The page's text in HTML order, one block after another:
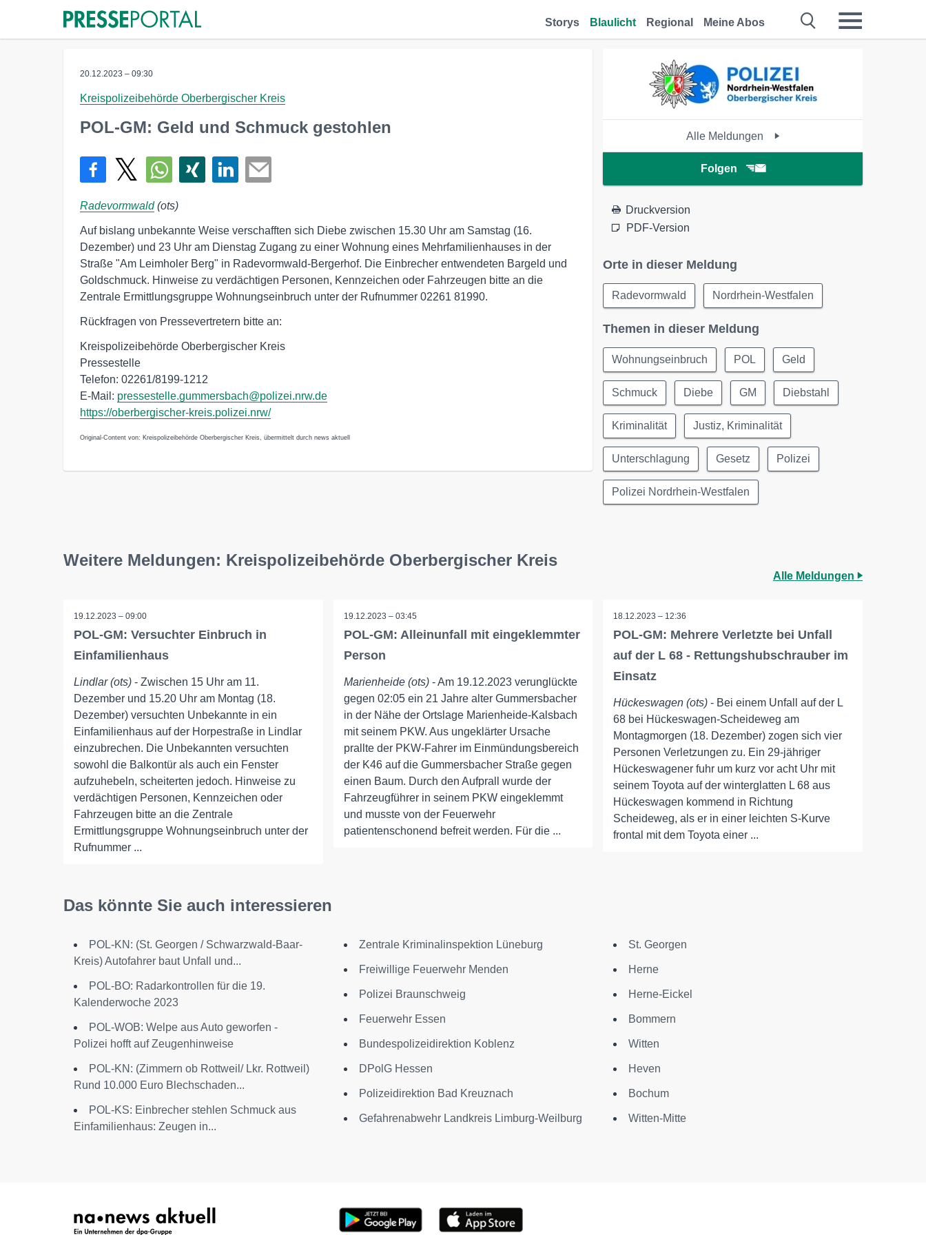
Storys Blaulicht Regional Meine Abos
20.12.2023 – 09:30
Kreispolizeibehörde Oberbergischer Kreis
POL-GM: Geld und Schmuck gestohlen
Radevormwald(ots)
Auf bislang unbekannte Weise verschafften sich Diebe zwischen 15.30 Uhr am Samstag (16.
Dezember) und 23 Uhr am Dienstag Zugang zu einer Wohnung eines Mehrfamilienhauses in der
Straße "Am Leimholer Berg" in Radevormwald-Bergerhof. Die Einbrecher entwendeten Bargeld und
Goldschmuck. Hinweise zu verdächtigen Personen, Kennzeichen oder Fahrzeugen bitte an die
Zentrale Ermittlungsgruppe Wohnungseinbruch unter der Rufnummer 02261 81990.
Rückfragen von Pressevertretern bitte an:
Kreispolizeibehörde Oberbergischer Kreis
Pressestelle
Telefon: 02261/8199-1212
E-Mail: pressestelle.gummersbach@polizei.nrw.de
https://oberbergischer-kreis.polizei.nrw/
Original-Content von: Kreispolizeibehörde Oberbergischer Kreis, übermittelt durch news aktuell
Alle Meldungen
Folgen
Druckversion
PDF-Version
Orte in dieser Meldung
Radevormwald Nordrhein-Westfalen
Themen in dieser Meldung
Wohnungseinbruch POL Geld
Schmuck Diebe GM Diebstahl
Kriminalität Justiz, Kriminalität
Unterschlagung Gesetz Polizei
Polizei Nordrhein-Westfalen
Weitere Meldungen: Kreispolizeibehörde Oberbergischer Kreis
Alle Meldungen
19.12.2023 – 09:00
POL-GM: Versuchter Einbruch in
Einfamilienhaus
Lindlar (ots) - Zwischen 15 Uhr am 11.
Dezember und 15.20 Uhr am Montag (18.
Dezember) versuchten Unbekannte in ein
Einfamilienhaus auf der Horpestraße in Lindlar
einzubrechen. Die Unbekannten versuchten
sowohl die Balkontür als auch ein Fenster
aufzuhebeln, scheiterten jedoch. Hinweise zu
verdächtigen Personen, Kennzeichen oder
Fahrzeugen bitte an die Zentrale
Ermittlungsgruppe Wohnungseinbruch unter der
Rufnummer ...
19.12.2023 – 03:45
POL-GM: Alleinunfall mit eingeklemmter
Person
Marienheide (ots)- Am 19.12.2023 verunglückte
gegen 02:05 ein 21 Jahre alter Gummersbacher
in der Nähe der Ortslage Marienheide-Kalsbach
mit seinem PKW. Aus ungeklärter Ursache
prallte der PKW-Fahrer im Einmündungsbereich
der K46 auf die Gummersbacher Straße gegen
einen Baum. Durch den Aufprall wurde der
Fahrzeugführer in seinem PKW eingeklemmt
und musste von der Feuerwehr
patientenschonend befreit werden. Für die ...
18.12.2023 – 12:36
POL-GM: Mehrere Verletzte bei Unfall
auf der L 68 - Rettungshubschrauber im
Einsatz
Hückeswagen (ots) - Bei einem Unfall auf der L
68 bei Hückeswagen-Scheideweg am
Montagmorgen (18. Dezember) zogen sich vier
Personen Verletzungen zu. Ein 29-jähriger
Hückeswagener fuhr um kurz vor acht Uhr mit
seinem Toyota auf der winterglatten L 68 aus
Hückeswagen kommend in Richtung
Scheideweg, als er in einer leichten S-Kurve
frontal mit dem Toyota einer ...
Das könnte Sie auch interessieren
POL-KN: (St. Georgen / Schwarzwald-Baar-
Kreis) Autofahrer baut Unfall und...
POL-BO: Radarkontrollen für die 19.
Kalenderwoche 2023
POL-WOB: Welpe aus Auto geworfen -
Polizei hofft auf Zeugenhinweise
POL-KN: (Zimmern ob Rottweil/ Lkr. Rottweil)
Rund 10.000 Euro Blechschaden...
POL-KS: Einbrecher stehlen Schmuck aus
Einfamilienhaus: Zeugen in...
Zentrale Kriminalinspektion Lüneburg
Freiwillige Feuerwehr Menden
Polizei Braunschweig
Feuerwehr Essen
Bundespolizeidirektion Koblenz
DPolG Hessen
Polizeidirektion Bad Kreuznach
Gefahrenabwehr Landkreis Limburg-Weilburg
St. Georgen
Herne
Herne-Eickel
Bommern
Witten
Heven
Bochum
Witten-Mitte